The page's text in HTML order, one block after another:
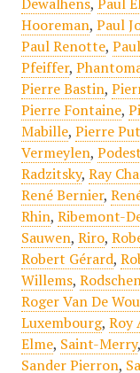
Hooreman, Paul
Paul Renotte,
Pfeiffer,
Pierre Bastin,
Pierre Fontaine,
Mabille, Pierre
Vermeylen,
Radzitsky, Ray
René Bernier,
Rhin, Ribemont-
Sauwen, Riro,
Robert Gérard,
Willems,
Roger Van De
Luxembourg, Roy
Elme, Saint-Merry,
Sander Pierron,